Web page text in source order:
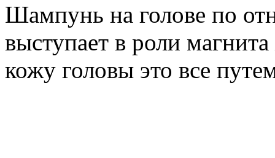
Шампунь на голове по
выступает в роли
кожу головы это все